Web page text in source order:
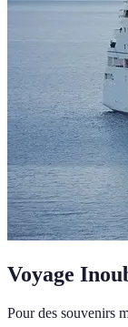
Voyage
Pour des souvenirs